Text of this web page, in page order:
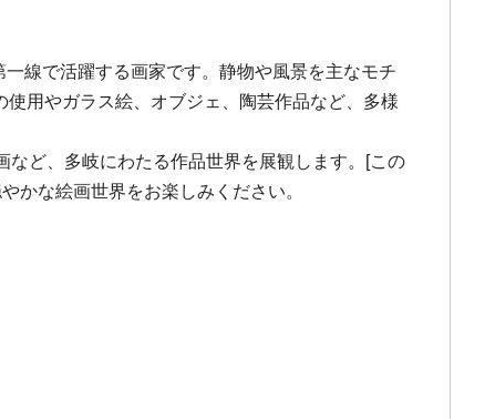
線で活躍する画家です。静物や風景を主なモチ
用やガラス絵、オブジェ、陶芸作品など、多様
ど、多岐にわたる作品世界を展観します。[この
かな絵画世界をお楽しみください。